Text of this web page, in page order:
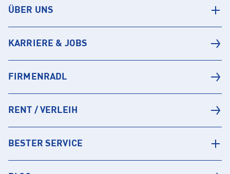
ÜBER UNS
KARRIERE & JOBS
FIRMENRADL
RENT / VERLEIH
BESTER SERVICE